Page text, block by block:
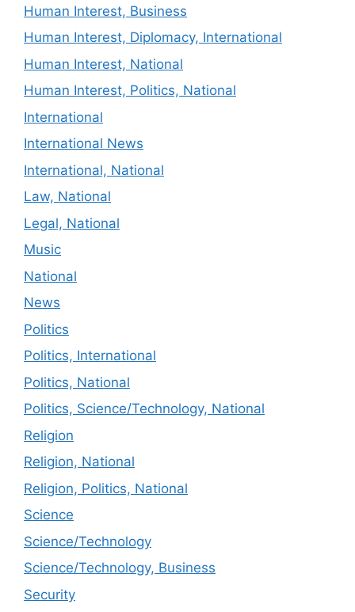
Human Interest, Business
Human Interest, Diplomacy, International
Human Interest, National
Human Interest, Politics, National
International
International News
International, National
Law, National
Legal, National
Music
National
News
Politics
Politics, International
Politics, National
Politics, Science/Technology, National
Religion
Religion, National
Religion, Politics, National
Science
Science/Technology
Science/Technology, Business
Security